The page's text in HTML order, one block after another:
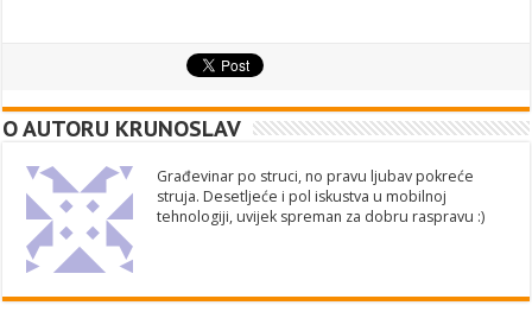
O AUTORU KRUNOSLAV
Građevinar po struci, no pravu ljubav pokreće
struja. Desetljeće i pol iskustva u mobilnoj
tehnologiji, uvijek spreman za dobru raspravu :)